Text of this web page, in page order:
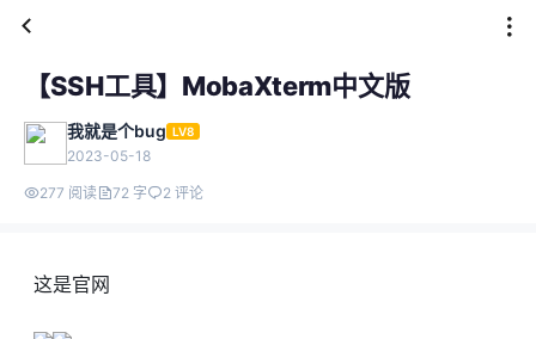
【SSH工具】MobaXterm中文版
我就是个bug LV8
2023-05-18
277 阅读 72 字 2 评论
这是官网